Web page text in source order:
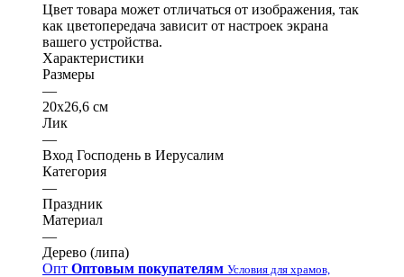
Цвет товара может отличаться от изображения, так
как цветопередача зависит от настроек экрана
вашего устройства.
Характеристики
Размеры
—
20х26,6 см
Лик
—
Вход Господень в Иерусалим
Категория
—
Праздник
Материал
—
Дерево (липа)
Опт Оптовым покупателям Условия для храмов,